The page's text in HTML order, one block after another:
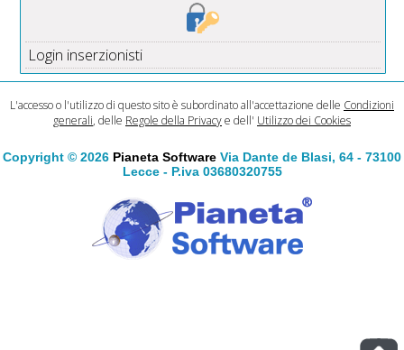
Login inserzionisti
L'accesso o l'utilizzo di questo sito è subordinato all'accettazione delle Condizioni
generali, delle Regole della Privacye dell' Utilizzo dei Cookies
Copyright © 2026 Pianeta Software Via Dante de Blasi, 64 - 73100
Lecce - P.iva 03680320755